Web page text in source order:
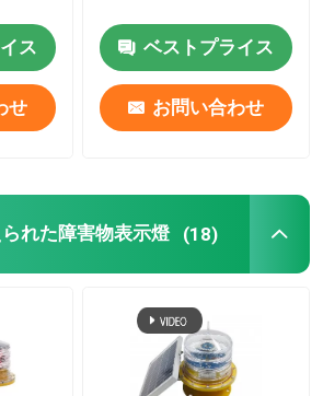
い
い
ス
せ
ベストプライス
お問い合わせ
れた障害物表示燈 (18)